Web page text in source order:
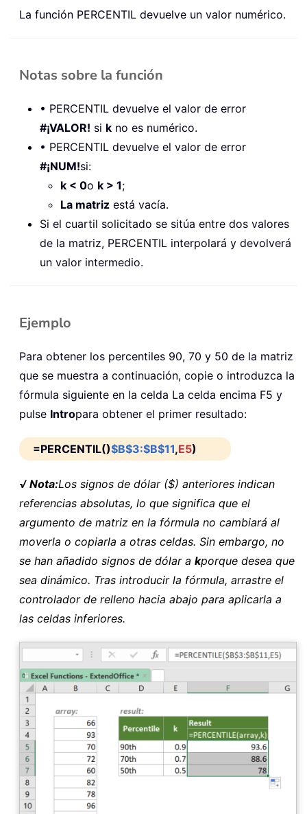
La función PERCENTIL devuelve un valor numérico.
Notas sobre la función
• PERCENTIL devuelve el valor de error
#¡VALOR! si k no es numérico.
• PERCENTIL devuelve el valor de error
#¡NUM!si:
k < 0o k > 1;
La matriz está vacía.
Si el cuartil solicitado se sitúa entre dos valores
de la matriz, PERCENTIL interpolará y devolverá
un valor intermedio.
Ejemplo
Para obtener los percentiles 90, 70 y 50 de la matriz
que se muestra a continuación, copie o introduzca la
fórmula siguiente en la celda La celda encima F5 y
pulse Intropara obtener el primer resultado:
=PERCENTIL()$B$3:$B$11,E5)
√ Nota:Los signos de dólar ($) anteriores indican
referencias absolutas, lo que significa que el
argumento de matriz en la fórmula no cambiará al
moverla o copiarla a otras celdas. Sin embargo, no
se han añadido signos de dólar a kporque desea que
sea dinámico. Tras introducir la fórmula, arrastre el
controlador de relleno hacia abajo para aplicarla a
las celdas inferiores.